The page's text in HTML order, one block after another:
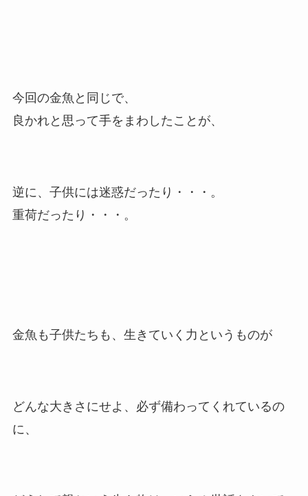
今回の金魚と同じで、
良かれと思って手をまわしたことが、
逆に、子供には迷惑だったり・・・。
重荷だったり・・・。
金魚も子供たちも、生きていく力というものが
どんな大きさにせよ、必ず備わってくれているの
に、